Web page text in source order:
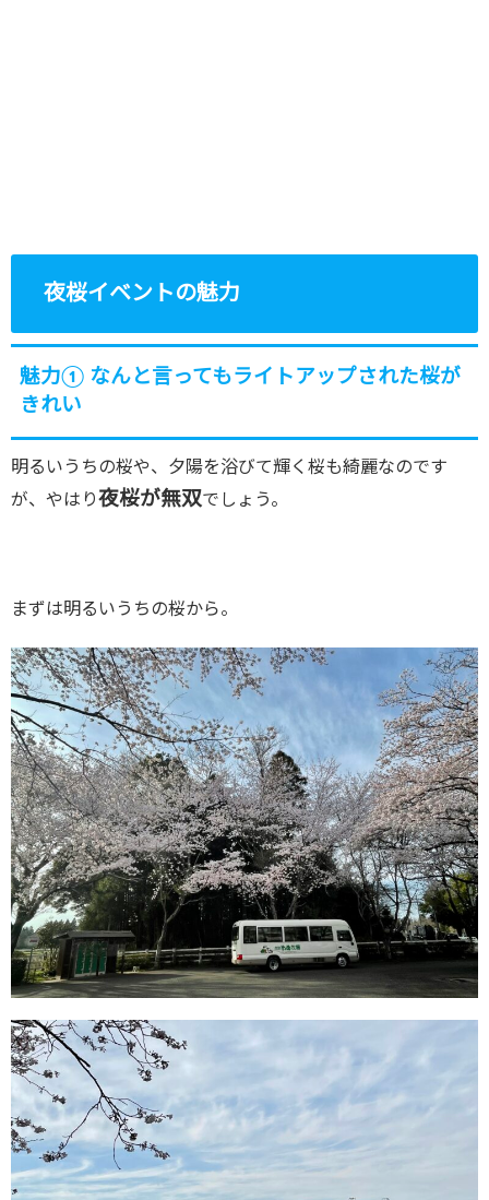
夜桜イベントの魅力
魅力① なんと言ってもライトアップされた桜が
きれい
明るいうちの桜や、夕陽を浴びて輝く桜も綺麗なのです
が、やはり夜桜が無双でしょう。
まずは明るいうちの桜から。